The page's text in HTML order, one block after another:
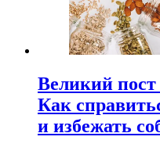
Великий пост
Как
и избежать